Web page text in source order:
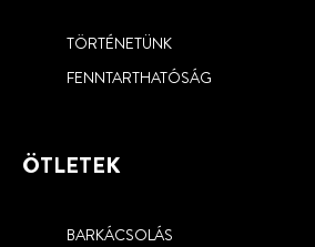
TÖRTÉNETÜNK
FENNTARTHATÓSÁG
ÖTLETEK
BARKÁCSOLÁS